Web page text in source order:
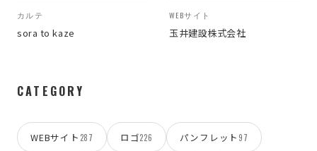
カルテ
sora to kaze
WEBサイト
玉井建設株式会社
CATEGORY
WEBサイト 287 ロゴ226 パンフレット 97